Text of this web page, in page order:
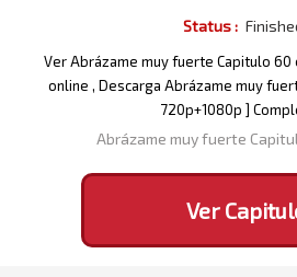
Status :
Ver Abrázame muy fuerte Capitulo 60
online , Descarga Abrázame muy
720p+1080p ]
Abrázame muy fuerte
Ver